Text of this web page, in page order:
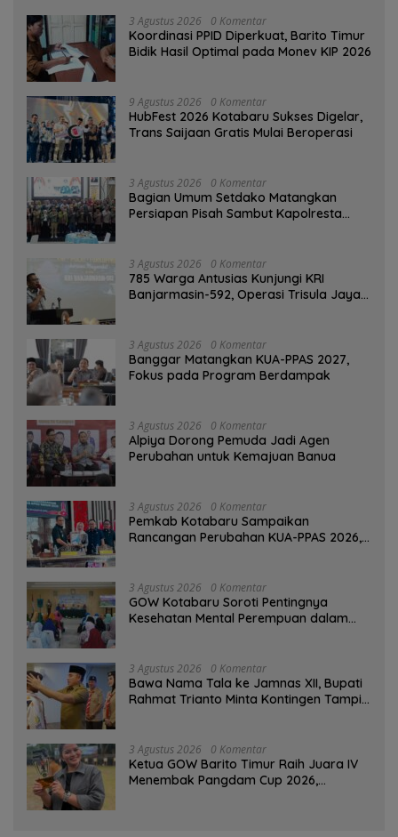
3 Agustus 2026 0 Komentar
Koordinasi PPID Diperkuat, Barito Timur
Bidik Hasil Optimal pada Monev KIP 2026
9 Agustus 2026 0 Komentar
HubFest 2026 Kotabaru Sukses Digelar,
Trans Saijaan Gratis Mulai Beroperasi
3 Agustus 2026 0 Komentar
Bagian Umum Setdako Matangkan
Persiapan Pisah Sambut Kapolresta
3 Agustus 2026 0 Komentar
785 Warga Antusias Kunjungi KRI
Banjarmasin-592, Operasi Trisula Jaya
3 Agustus 2026 0 Komentar
‎Banggar Matangkan KUA-PPAS 2027,
Fokus pada Program Berdampak
3 Agustus 2026 0 Komentar
‎Alpiya Dorong Pemuda Jadi Agen
Perubahan untuk Kemajuan Banua ‎
3 Agustus 2026 0 Komentar
Pemkab Kotabaru Sampaikan
Rancangan Perubahan KUA-PPAS 2026,
3 Agustus 2026 0 Komentar
GOW Kotabaru Soroti Pentingnya
Kesehatan Mental Perempuan dalam
3 Agustus 2026 0 Komentar
Bawa Nama Tala ke Jamnas XII, Bupati
Rahmat Trianto Minta Kontingen Tampil
3 Agustus 2026 0 Komentar
Ketua GOW Barito Timur Raih Juara IV
Menembak Pangdam Cup 2026,